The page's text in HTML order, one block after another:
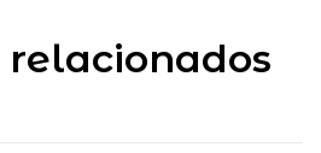
relacionados